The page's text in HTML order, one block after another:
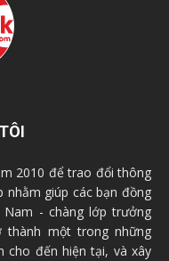
2010 để trao đổi thông
nhằm giúp các bạn đồng
- chàng lớp trưởng
thành một trong những
cho đến hiện tại, và xây